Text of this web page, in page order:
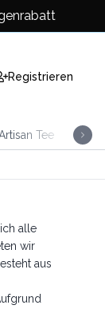
Registrieren
Tee
alle
wir
aus